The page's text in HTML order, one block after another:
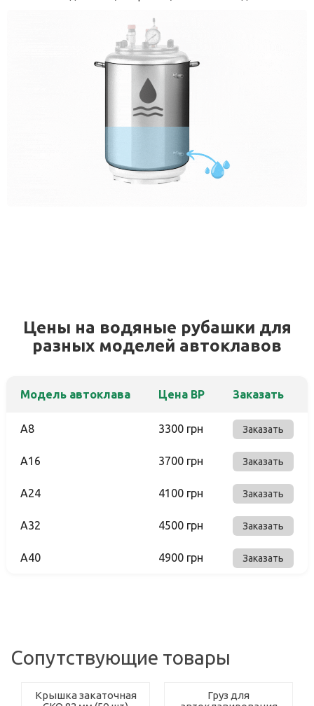
Цены на водяные рубашки для
разных моделей автоклавов
Модель автоклава Цена ВР Заказать
A8 3300 грн Заказать
A16 3700 грн Заказать
A24 4100 грн Заказать
A32 4500 грн Заказать
A40 4900 грн Заказать
Сопутствующие товары
Крышка закаточная
Груз для